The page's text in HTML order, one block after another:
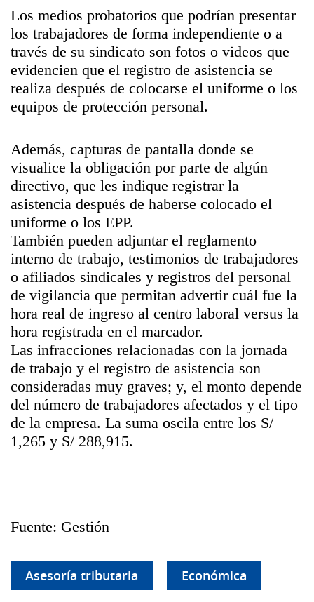
Los medios probatorios que podrían presentar
los trabajadores de forma independiente o a
través de su sindicato son fotos o videos que
evidencien que el registro de asistencia se
realiza después de colocarse el uniforme o los
equipos de protección personal.
Además, capturas de pantalla donde se
visualice la obligación por parte de algún
directivo, que les indique registrar la
asistencia después de haberse colocado el
uniforme o los EPP.
También pueden adjuntar el reglamento
interno de trabajo, testimonios de trabajadores
o afiliados sindicales y registros del personal
de vigilancia que permitan advertir cuál fue la
hora real de ingreso al centro laboral versus la
hora registrada en el marcador.
Las infracciones relacionadas con la jornada
de trabajo y el registro de asistencia son
consideradas muy graves; y, el monto depende
del número de trabajadores afectados y el tipo
de la empresa. La suma oscila entre los S/
1,265 y S/ 288,915.
Fuente: Gestión
Asesoría tributaria Económica